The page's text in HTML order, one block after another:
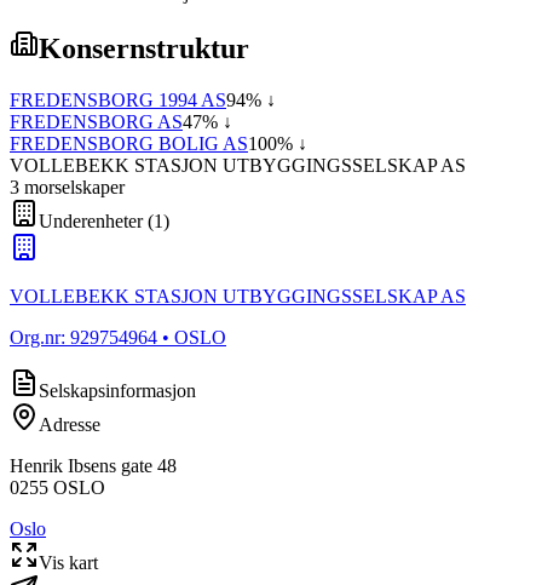
Konsernstruktur
FREDENSBORG 1994 AS94% ↓
FREDENSBORG AS47% ↓
FREDENSBORG BOLIG AS100% ↓
VOLLEBEKK STASJON UTBYGGINGSSELSKAP AS
3 morselskaper
Underenheter(1)
VOLLEBEKK STASJON UTBYGGINGSSELSKAP AS
Org.nr: 929754964 • OSLO
Selskapsinformasjon
Adresse
Henrik Ibsens gate 48
0255 OSLO
Oslo
Vis kart